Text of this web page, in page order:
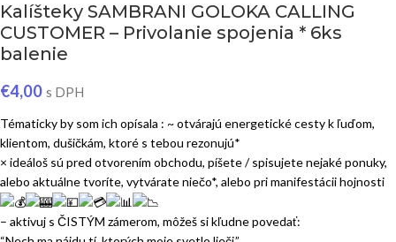
Kalíšteky SAMBRANI GOLOKA CALLING
CUSTOMER – Privolanie spojenia * 6ks
balenie
€4,00 s DPH
Tématicky by som ich opísala : ~ otvárajú energetické cesty k ľuďom,
klientom, dušičkám, ktoré s tebou rezonujú*
× ideáloš sú pred otvorením obchodu, píšete / spisujete nejaké ponuky,
alebo aktuálne tvoríte, vytvárate niečo*, alebo pri manifestácii hojnosti
– aktivuj s ČISTÝM zámerom, môžeš si kľudne povedať: